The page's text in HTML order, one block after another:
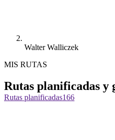
Walter Walliczek
MIS RUTAS
Rutas planificadas y
Rutas planificadas166